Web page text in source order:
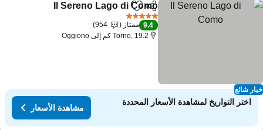
شائع
مشاركةAdd to favorites
Il Sereno Lago di Como
9.4 ممتاز
954
Torno, 19.2 كم إلى Oggiono
اختر التواريخ لمشاهدة الأسعار المحددة
مشاهدة الأسعار